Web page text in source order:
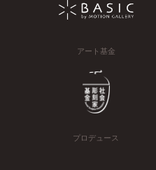
アート基金
プロデュース